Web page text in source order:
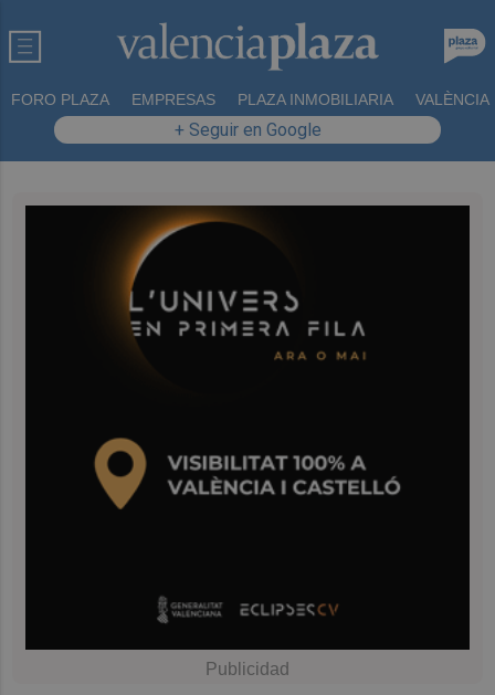
FORO PLAZA EMPRESAS PLAZA INMOBILIARIA VALÈNCIA
+ Seguir en Google